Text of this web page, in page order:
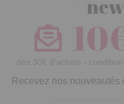
dès 30€ d’achats -
Recevez nos nouveautés